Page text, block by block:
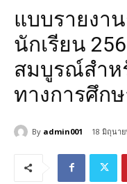
แบบรายงา
นักเรียน
สมบูรณ์สำห
ทางการศึก
By admin001 18 มิถุนา